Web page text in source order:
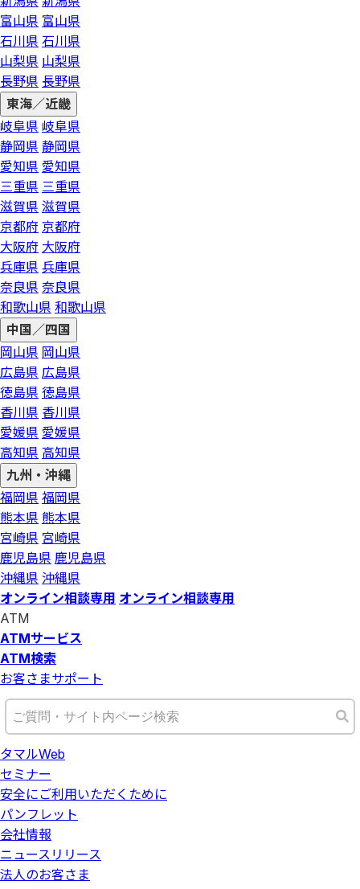
富山県 富山県
石川県 石川県
山梨県 山梨県
長野県 長野県
東海／近畿
岐阜県 岐阜県
静岡県 静岡県
愛知県 愛知県
三重県 三重県
滋賀県 滋賀県
京都府 京都府
大阪府 大阪府
兵庫県 兵庫県
奈良県 奈良県
和歌山県 和歌山県
中国／四国
岡山県 岡山県
広島県 広島県
徳島県 徳島県
香川県 香川県
愛媛県 愛媛県
高知県 高知県
九州・沖縄
福岡県 福岡県
熊本県 熊本県
宮崎県 宮崎県
鹿児島県 鹿児島県
沖縄県 沖縄県
オンライン相談専用 オンライン相談専用
ATM
ATMサービス
ATM検索
お客さまサポート
タマルWeb
セミナー
安全にご利用いただくために
パンフレット
会社情報
ニュースリリース
法人のお客さま